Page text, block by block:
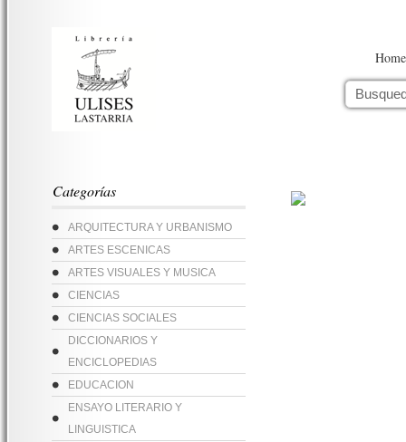
Home
Categorías
ARQUITECTURA Y URBANISMO
ARTES ESCENICAS
ARTES VISUALES Y MUSICA
CIENCIAS
CIENCIAS SOCIALES
DICCIONARIOS Y
ENCICLOPEDIAS
EDUCACION
ENSAYO LITERARIO Y
LINGUISTICA